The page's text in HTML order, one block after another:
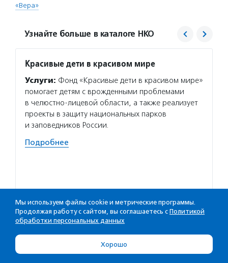
«Вера»
Узнайте больше в каталоге НКО
Красивые дети в красивом мире
Услуги: Фонд «Красивые дети в красивом мире»
помогает детям с врожденными проблемами
в челюстно-лицевой области, а также реализует
проекты в защиту национальных парков
и заповедников России.
Подробнее
Мы используем файлы cookie и метрические программы.
Продолжая работу с сайтом, вы соглашаетесь с Политикой
обработки персональных данных
Хорошо